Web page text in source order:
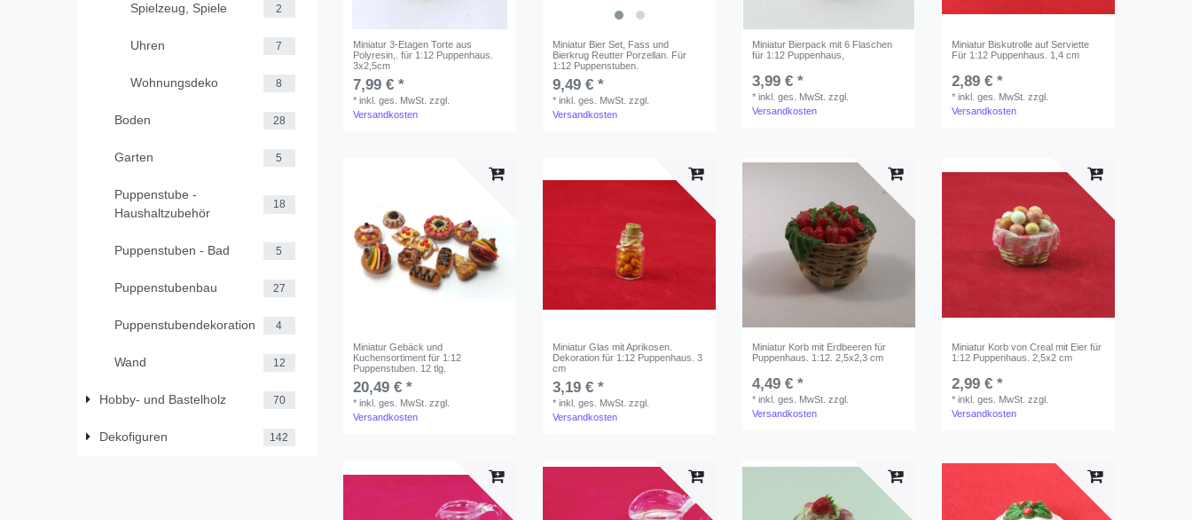
Spielzeug, Spiele 2
Uhren 7
Wohnungsdeko 8
Boden 28
Garten 5
Puppenstube -
Haushaltzubehör
18
Puppenstuben - Bad 5
Puppenstubenb​au 27
Puppenstubendekoration 4
Wand 12
Hobby- und Bastelholz 70
Dekofiguren 142
Miniatur 3-Etagen Torte aus
Polyresin,. für 1:12 Puppenhaus.
3x2,5cm
7,99 € *
*inkl. ges. MwSt. zzgl.
Versandkosten
Miniatur Bier Set, Fass und
Bierkrug Reutter Porzellan. Für
1:12 Puppenstuben.
9,49 € *
*inkl. ges. MwSt. zzgl.
Versandkosten
Miniatur Bierpack mit 6 Flaschen
für 1:12 Puppenhaus,
3,99 € *
*inkl. ges. MwSt. zzgl.
Versandkosten
Miniatur Biskutrolle auf Serviette
Für 1:12 Puppenhaus. 1,4 cm
2,89 € *
*inkl. ges. MwSt. zzgl.
Versandkosten
Miniatur Gebäck und
Kuchensortiment für 1:12
Puppenstuben. 12 tlg.
20,49 € *
*inkl. ges. MwSt. zzgl.
Versandkosten
Miniatur Glas mit Aprikosen.
Dekoration für 1:12 Puppenhaus. 3
cm
3,19 € *
*inkl. ges. MwSt. zzgl.
Versandkosten
Miniatur Korb mit Erdbeeren für
Puppenhaus. 1:12. 2,5x2,3 cm
4,49 € *
*inkl. ges. MwSt. zzgl.
Versandkosten
Miniatur Korb von Creal mit Eier für
1:12 Puppenhaus. 2,5x2 cm
2,99 € *
*inkl. ges. MwSt. zzgl.
Versandkosten